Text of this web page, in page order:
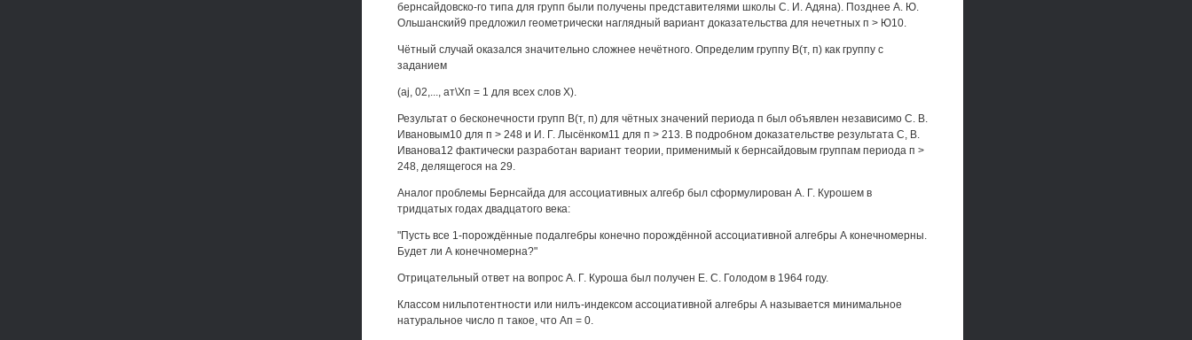
бернсайдовско-го типа для групп были получены представителями школы С. И. Адяна). Позднее А. Ю.
Ольшанский9 предложил геометрически наглядный вариант доказательства для нечетных п > Ю10.
Чётный случай оказался значительно сложнее нечётного. Определим группу В(т, п) как группу с
заданием
(aj, 02,..., ат\Хп = 1 для всех слов X).
Результат о бесконечности групп В(т, п) для чётных значений периода п был объявлен независимо С. В.
Ивановым10 для п > 248 и И. Г. Лысёнком11 для п > 213. В подробном доказательстве результата С, В.
Иванова12 фактически разработан вариант теории, применимый к бернсайдовым группам периода п >
248, делящегося на 29.
Аналог проблемы Бернсайда для ассоциативных алгебр был сформулирован А. Г. Курошем в
тридцатых годах двадцатого века:
"Пусть все 1-порождённые подалгебры конечно порождённой ассоциативной алгебры А конечномерны.
Будет ли А конечномерна?"
Отрицательный ответ на вопрос А. Г. Куроша был получен Е. С. Голодом в 1964 году.
Классом нильпотентности или нилъ-индексом ассоциативной алгебры А называется минимальное
натуральное число п такое, что Ап = 0.